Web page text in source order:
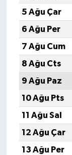
5 Ağu Çar
6 Ağu Per
7 Ağu Cum
8 Ağu Cts
9 Ağu Paz
10 Ağu Pts
11 Ağu Sal
12 Ağu Çar
13 Ağu Per